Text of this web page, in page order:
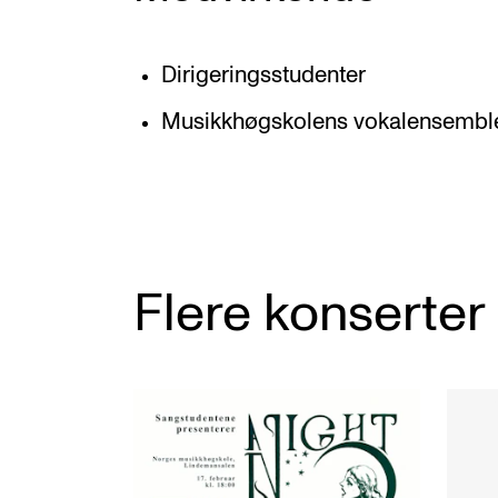
Dirigeringsstudenter
Musikkhøgskolens
Flere konserter